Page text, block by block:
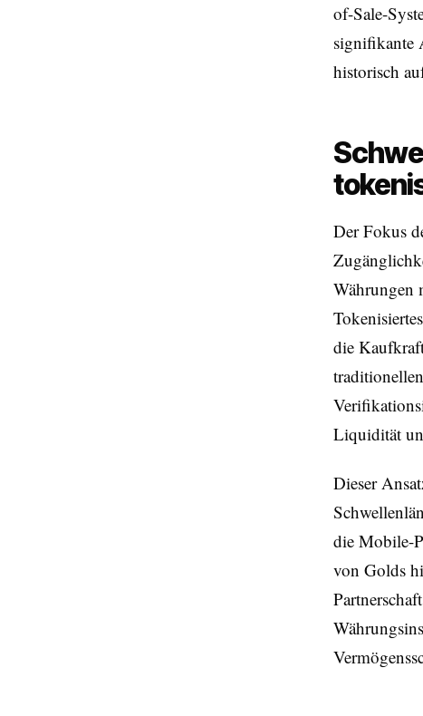
of-Sale-
signifikante
historisch
Der Fokus
Währungen
die
Liquidität
Dieser
die Mobile-
von Golds